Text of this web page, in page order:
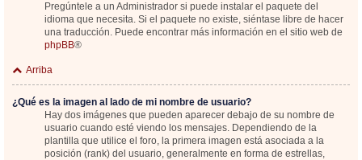
Pregúntele a un Administrador si puede instalar el paquete del
idioma que necesita. Si el paquete no existe, siéntase libre de hacer
una traducción. Puede encontrar más información en el sitio web de
phpBB®
Arriba
¿Qué es la imagen al lado de mi nombre de usuario?
Hay dos imágenes que pueden aparecer debajo de su nombre de
usuario cuando esté viendo los mensajes. Dependiendo de la
plantilla que utilice el foro, la primera imagen está asociada a la
posición (rank) del usuario, generalmente en forma de estrellas,